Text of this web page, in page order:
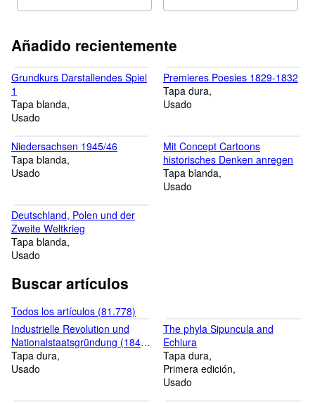
Añadido recientemente
Grundkurs Darstallendes Spiel
1
Tapa blanda
Usado
Premieres Poesies 1829-1832
Tapa dura
Usado
Niedersachsen 1945/46
Tapa blanda
Usado
Mit Concept Cartoons
historisches Denken anregen
Tapa blanda
Usado
Deutschland, Polen und der
Zweite Weltkrieg
Tapa blanda
Usado
Buscar artículos
Todos los artículos (81.778)
Industrielle Revolution und
Nationalstaatsgründung (1849-
1870er
Tapa dura
Usado
The phyla Sipuncula and
Echiura
Tapa dura
Primera edición
Usado